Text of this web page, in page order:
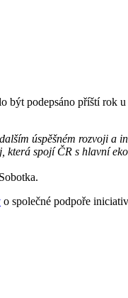
být podepsáno příští rok
úspěšném rozvoji a
spojí ČR s hlavní
o společné podpoře